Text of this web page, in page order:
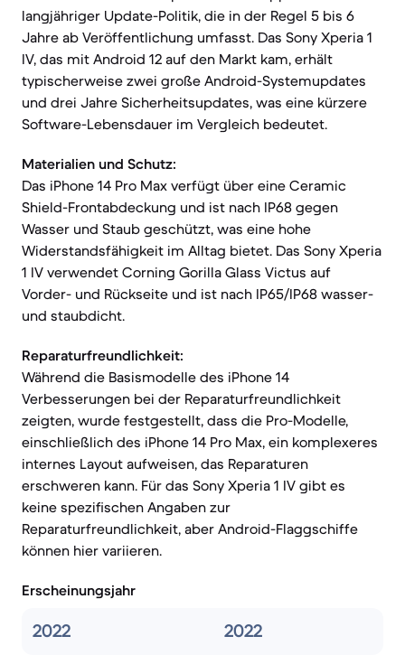
langjähriger Update-Politik, die in der Regel 5 bis 6
Jahre ab Veröffentlichung umfasst. Das Sony Xperia 1
IV, das mit Android 12 auf den Markt kam, erhält
typischerweise zwei große Android-Systemupdates
und drei Jahre Sicherheitsupdates, was eine kürzere
Software-Lebensdauer im Vergleich bedeutet.
Materialien und Schutz:
Das iPhone 14 Pro Max verfügt über eine Ceramic
Shield-Frontabdeckung und ist nach IP68 gegen
Wasser und Staub geschützt, was eine hohe
Widerstandsfähigkeit im Alltag bietet. Das Sony Xperia
1 IV verwendet Corning Gorilla Glass Victus auf
Vorder- und Rückseite und ist nach IP65/IP68 wasser-
und staubdicht.
Reparaturfreundlichkeit:
Während die Basismodelle des iPhone 14
Verbesserungen bei der Reparaturfreundlichkeit
zeigten, wurde festgestellt, dass die Pro-Modelle,
einschließlich des iPhone 14 Pro Max, ein komplexeres
internes Layout aufweisen, das Reparaturen
erschweren kann. Für das Sony Xperia 1 IV gibt es
keine spezifischen Angaben zur
Reparaturfreundlichkeit, aber Android-Flaggschiffe
können hier variieren.
Erscheinungsjahr
2022 2022